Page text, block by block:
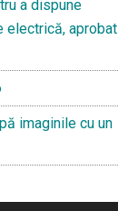
a dispune
electrică, aprobat
imaginile cu un